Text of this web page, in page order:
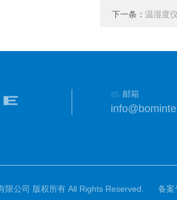
下一条： 温湿度
邮箱
公司 版权所有 All Rights Reserved. 备案